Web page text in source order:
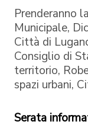
Prenderanno
Municipale,
Città di
Consiglio di
territorio,
spazi urbani,
Serata